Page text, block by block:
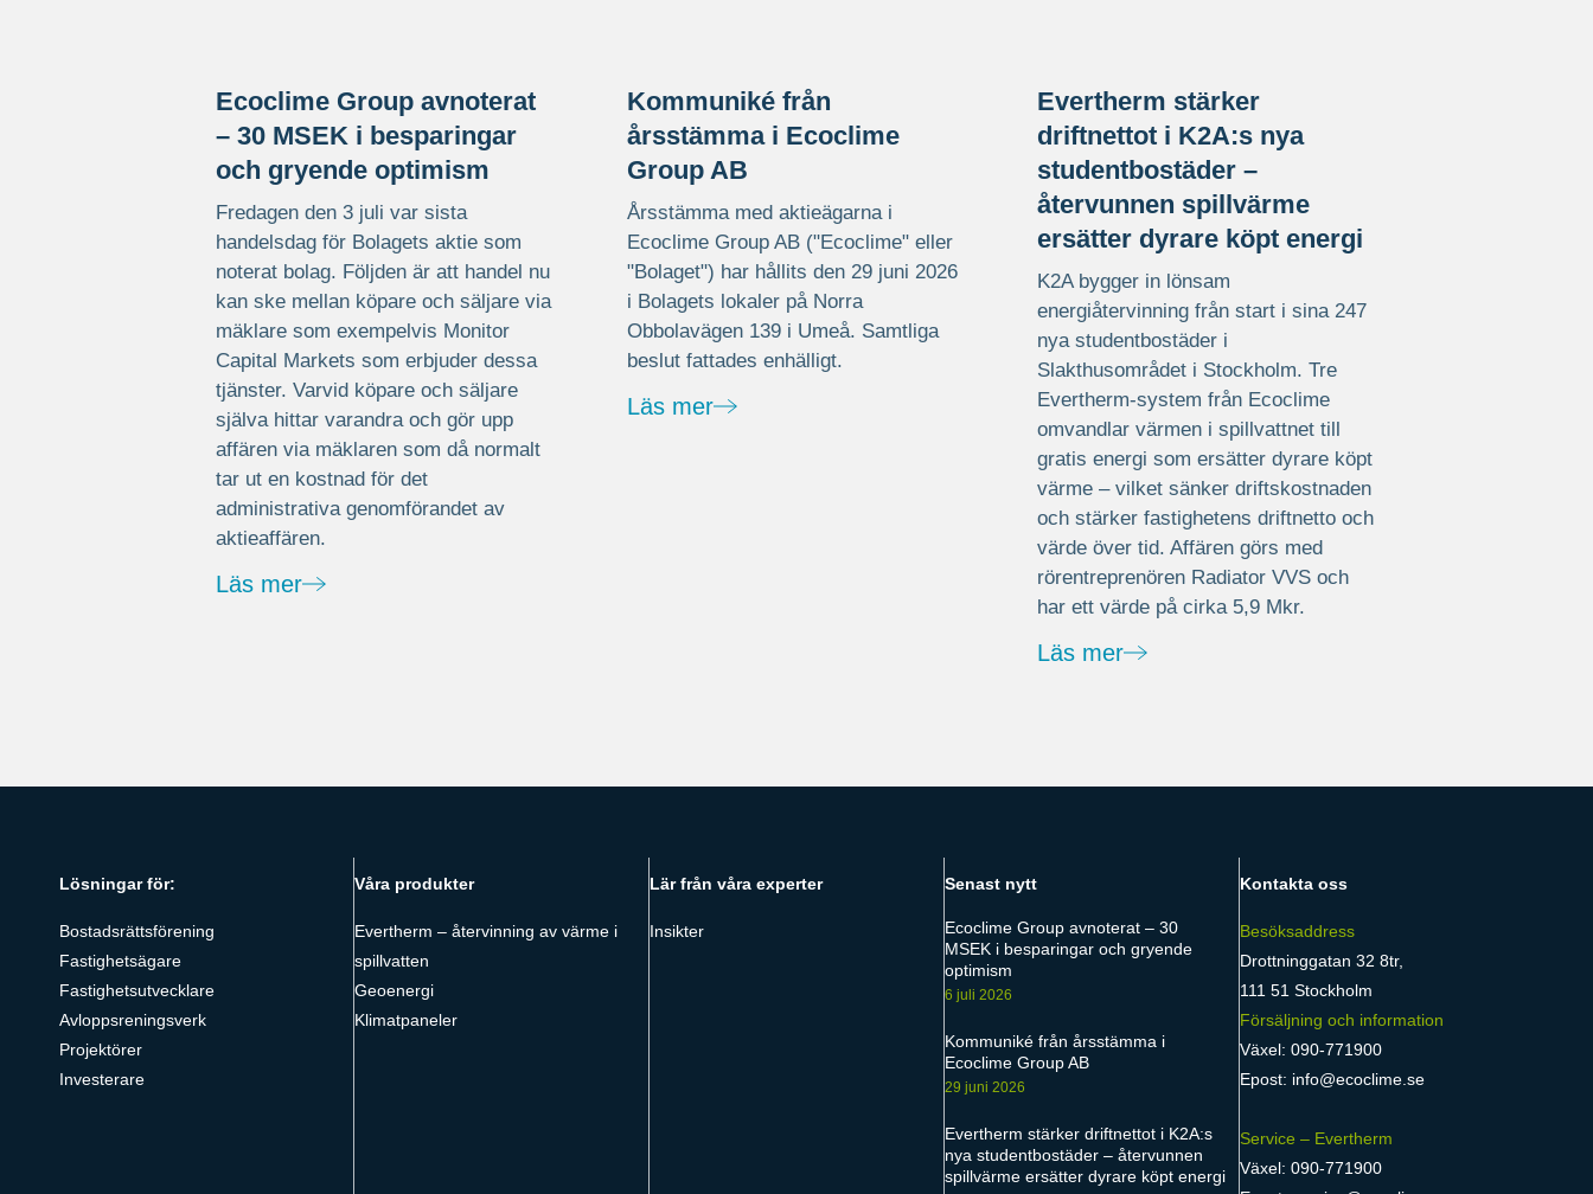
Ecoclime Group avnoterat
– 30 MSEK i besparingar
och gryende optimism
Fredagen den 3 juli var sista
handelsdag för Bolagets aktie som
noterat bolag. Följden är att handel nu
kan ske mellan köpare och säljare via
mäklare som exempelvis Monitor
Capital Markets som erbjuder dessa
tjänster. Varvid köpare och säljare
själva hittar varandra och gör upp
affären via mäklaren som då normalt
tar ut en kostnad för det
administrativa genomförandet av
aktieaffären.
Läs mer
Kommuniké från
årsstämma i Ecoclime
Group AB
Årsstämma med aktieägarna i
Ecoclime Group AB ("Ecoclime" eller
"Bolaget") har hållits den 29 juni 2026
i Bolagets lokaler på Norra
Obbolavägen 139 i Umeå. Samtliga
beslut fattades enhälligt.
Läs mer
Evertherm stärker
driftnettot i K2A:s nya
studentbostäder –
återvunnen spillvärme
ersätter dyrare köpt energi
K2A bygger in lönsam
energiåtervinning från start i sina 247
nya studentbostäder i
Slakthusområdet i Stockholm. Tre
Evertherm-system från Ecoclime
omvandlar värmen i spillvattnet till
gratis energi som ersätter dyrare köpt
värme – vilket sänker driftskostnaden
och stärker fastighetens driftnetto och
värde över tid. Affären görs med
rörentreprenören Radiator VVS och
har ett värde på cirka 5,9 Mkr.
Läs mer
Lösningar för:
Bostadsrättsförening
Fastighetsägare
Fastighetsutvecklare
Avloppsreningsverk
Projektörer
Investerare
Våra produkter
Evertherm – återvinning av värme i
spillvatten
Geoenergi
Klimatpaneler
Lär från våra experter
Insikter
Senast nytt
Ecoclime Group avnoterat – 30
MSEK i besparingar och gryende
optimism
6 juli 2026
Kommuniké från årsstämma i
Ecoclime Group AB
29 juni 2026
Evertherm stärker driftnettot i K2A:s
nya studentbostäder – återvunnen
spillvärme ersätter dyrare köpt energi
Kontakta oss
Besöksaddress
Drottninggatan 32 8tr,
111 51 Stockholm
Försäljning och information
Växel: 090-771900
Epost: info@ecoclime.se
Service – Evertherm
Växel: 090-771900